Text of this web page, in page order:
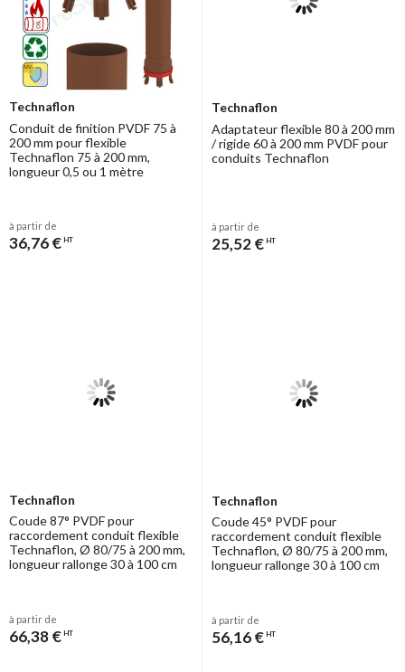
Technaflon
Conduit de finition PVDF 75 à
200 mm pour flexible
Technaflon 75 à 200 mm,
longueur 0,5 ou 1 mètre
à partir de
36,76 € HT
Technaflon
Adaptateur flexible 80 à 200 mm
/ rigide 60 à 200 mm PVDF pour
conduits Technaflon
à partir de
25,52 € HT
Technaflon
Coude 87° PVDF pour
raccordement conduit flexible
Technaflon, Ø 80/75 à 200 mm,
longueur rallonge 30 à 100 cm
à partir de
66,38 € HT
Technaflon
Coude 45° PVDF pour
raccordement conduit flexible
Technaflon, Ø 80/75 à 200 mm,
longueur rallonge 30 à 100 cm
à partir de
56,16 € HT